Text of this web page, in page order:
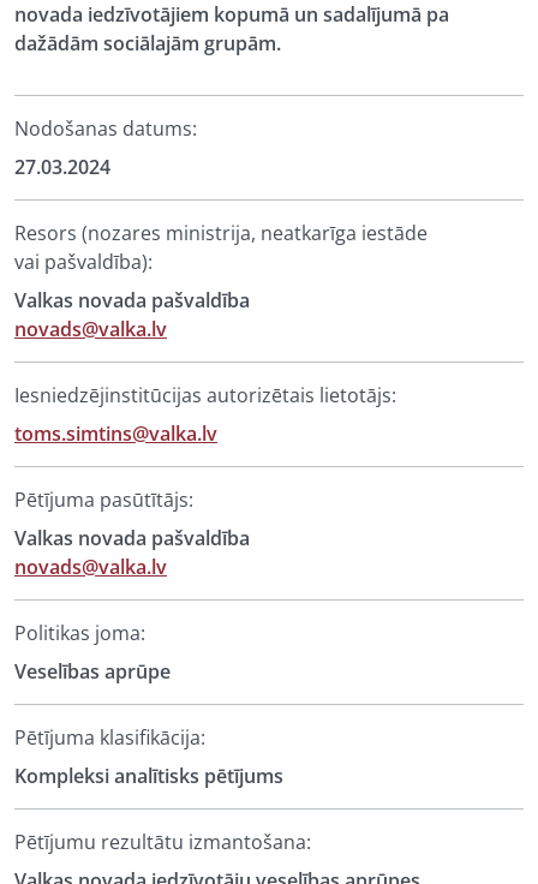
novada iedzīvotājiem kopumā un sadalījumā pa
dažādām sociālajām grupām.
Nodošanas datums:
27.03.2024
Resors (nozares ministrija, neatkarīga iestāde
vai pašvaldība):
Valkas novada pašvaldība
novads@valka.lv
Iesniedzējinstitūcijas autorizētais lietotājs:
toms.simtins@valka.lv
Pētījuma pasūtītājs:
Valkas novada pašvaldība
novads@valka.lv
Politikas joma:
Veselības aprūpe
Pētījuma klasifikācija:
Kompleksi analītisks pētījums
Pētījumu rezultātu izmantošana: